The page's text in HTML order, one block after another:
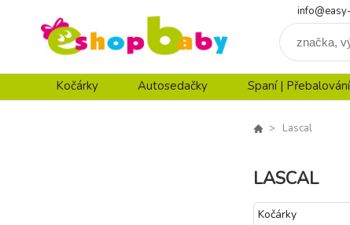
Kočárky Autosedačky Spaní |
Lascal
LASCAL
Kočárky